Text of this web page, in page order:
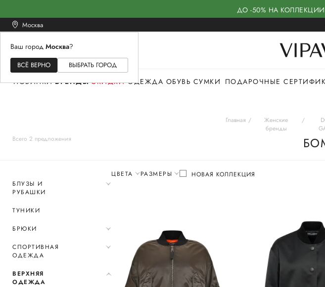
ДО -50% НА
Москва
Ваш город Москва?
ВСЁ ВЕРНО ВЫБРАТЬ ГОРОД
ЖЕНСКОЕМУЖСКОЕ
НОВИНКИ БРЕНДЫ СКИДКИ ОДЕЖДА ОБУВЬ СУМКИ ПОДАРОЧНЫЕ
Всего 2 предложения
Главная
Женские
бренды
БЛУЗЫ И
РУБАШКИ
ТУНИКИ
БРЮКИ
СПОРТИВНАЯ
ОДЕЖДА
ВЕРХНЯЯ
ОДЕЖДА
ЦВЕТА РАЗМЕРЫ НОВАЯ КОЛЛЕКЦИЯ